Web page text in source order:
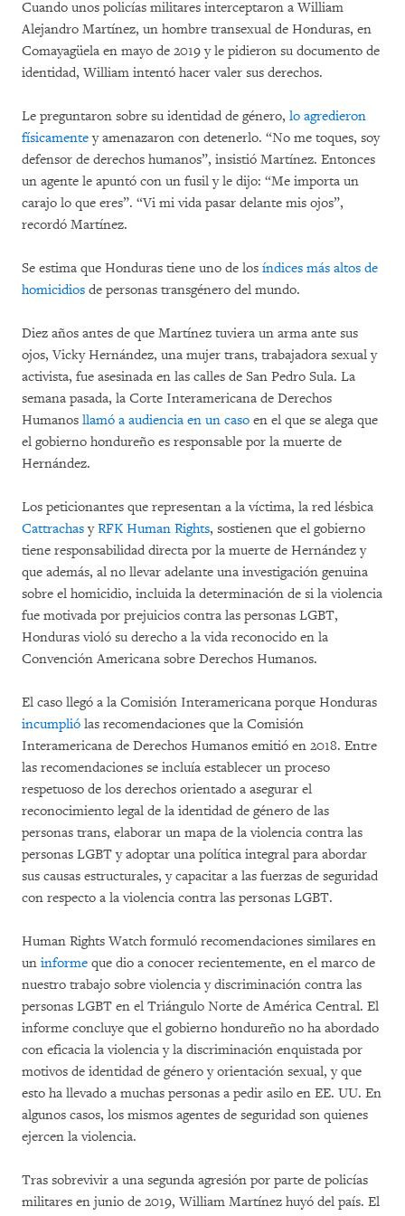
Cuando unos policías militares interceptaron a William
Alejandro Martínez, un hombre transexual de Honduras, en
Comayagüela en mayo de 2019 y le pidieron su documento de
identidad, William intentó hacer valer sus derechos.
Le preguntaron sobre su identidad de género, lo agredieron
físicamentey amenazaron con detenerlo. “No me toques, soy
defensor de derechos humanos”, insistió Martínez. Entonces
un agente le apuntó con un fusil y le dijo: “Me importa un
carajo lo que eres”. “Vi mi vida pasar delante mis ojos”,
recordó Martínez.
Se estima que Honduras tiene uno de los índices más altos de
homicidios de personas transgénero del mundo.
Diez años antes de que Martínez tuviera un arma ante sus
ojos, Vicky Hernández, una mujer trans, trabajadora sexual y
activista, fue asesinada en las calles de San Pedro Sula. La
semana pasada, la Corte Interamericana de Derechos
Humanos llamó a audiencia en un caso en el que se alega que
el gobierno hondureño es responsable por la muerte de
Hernández.
Los peticionantes que representan a la víctima, la red lésbica
CattrachasyRFK Human Rights, sostienen que el gobierno
tiene responsabilidad directa por la muerte de Hernández y
que además, al no llevar adelante una investigación genuina
sobre el homicidio, incluida la determinación de si la violencia
fue motivada por prejuicios contra las personas LGBT,
Honduras violó su derecho a la vida reconocido en la
Convención Americana sobre Derechos Humanos.
El caso llegó a la Comisión Interamericana porque Honduras
incumplió las recomendaciones que la Comisión
Interamericana de Derechos Humanos emitió en 2018. Entre
las recomendaciones se incluía establecer un proceso
respetuoso de los derechos orientado a asegurar el
reconocimiento legal de la identidad de género de las
personas trans, elaborar un mapa de la violencia contra las
personas LGBT y adoptar una política integral para abordar
sus causas estructurales, y capacitar a las fuerzas de seguridad
con respecto a la violencia contra las personas LGBT.
Human Rights Watch formuló recomendaciones similares en
un informe que dio a conocer recientemente, en el marco de
nuestro trabajo sobre violencia y discriminación contra las
personas LGBT en el Triángulo Norte de América Central. El
informe concluye que el gobierno hondureño no ha abordado
con eficacia la violencia y la discriminación enquistada por
motivos de identidad de género y orientación sexual, y que
esto ha llevado a muchas personas a pedir asilo en EE. UU. En
algunos casos, los mismos agentes de seguridad son quienes
ejercen la violencia.
Tras sobrevivir a una segunda agresión por parte de policías
militares en junio de 2019, William Martínez huyó del país. El